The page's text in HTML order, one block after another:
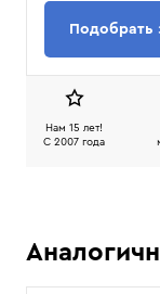
Подобрать
Нам 15 лет!
C 2007 года